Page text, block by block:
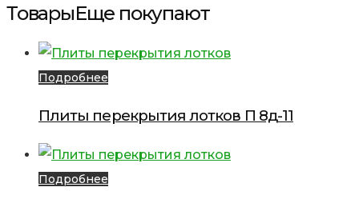
ТоварыЕще покупают
Подробнее
Плиты перекрытия лотков П 8д-11
Подробнее